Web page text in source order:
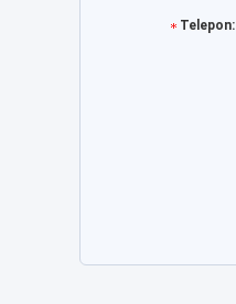
Telepon: